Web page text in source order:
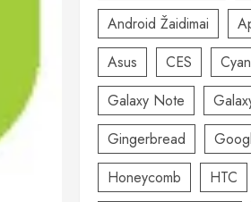
Android Žaidimai
Asus
CES
Galaxy Note
Gingerbread
Honeycomb
HTC